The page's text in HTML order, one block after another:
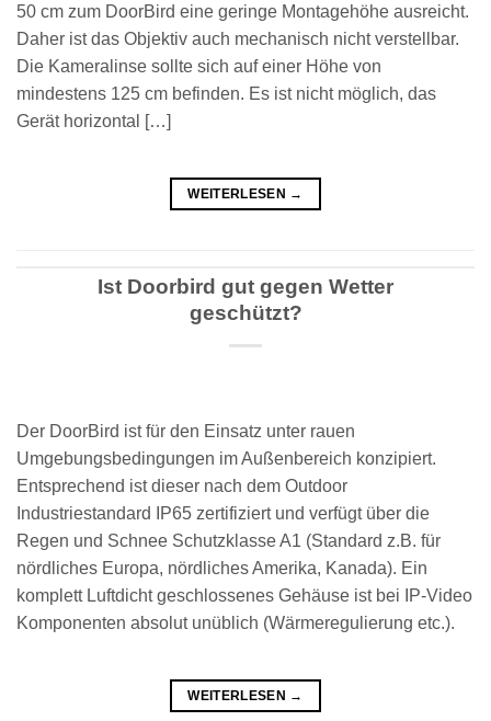
50 cm zum DoorBird eine geringe Montagehöhe ausreicht.
Daher ist das Objektiv auch mechanisch nicht verstellbar.
Die Kameralinse sollte sich auf einer Höhe von
mindestens 125 cm befinden. Es ist nicht möglich, das
Gerät horizontal […]
WEITERLESEN →
Ist Doorbird gut gegen Wetter
geschützt?
Der DoorBird ist für den Einsatz unter rauen
Umgebungsbedingungen im Außenbereich konzipiert.
Entsprechend ist dieser nach dem Outdoor
Industriestandard IP65 zertifiziert und verfügt über die
Regen und Schnee Schutzklasse A1 (Standard z.B. für
nördliches Europa, nördliches Amerika, Kanada). Ein
komplett Luftdicht geschlossenes Gehäuse ist bei IP-Video
Komponenten absolut unüblich (Wärmeregulierung etc.).
WEITERLESEN →